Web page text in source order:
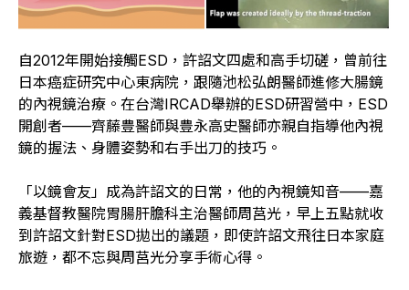
自2012年開始接觸ESD，許詔文四處和高手切磋，曾前往
日本癌症研究中心東病院，跟隨池松弘朗醫師進修大腸鏡
的內視鏡治療。在台灣IRCAD舉辦的ESD研習營中，ESD
開創者——齊藤豊醫師與豊永高史醫師亦親自指導他內視
鏡的握法、身體姿勢和右手出刀的技巧。
「以鏡會友」成為許詔文的日常，他的內視鏡知音——嘉
義基督教醫院胃腸肝膽科主治醫師周莒光，早上五點就收
到許詔文針對ESD拋出的議題，即使許詔文飛往日本家庭
旅遊，都不忘與周莒光分享手術心得。